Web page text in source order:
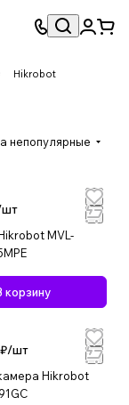
Hikrobot
непопулярные
шт
MVL-
корзину
₽/шт
Hikrobot